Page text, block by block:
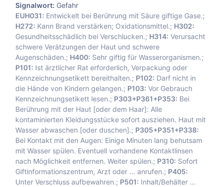
Signalwort: Gefahr
EUH031: Entwickelt bei Berührung mit Säure giftige Gase.;
H272: Kann Brand verstärken; Oxidationsmittel.; H302:
Gesundheitsschädlich bei Verschlucken.; H314: Verursacht
schwere Verätzungen der Haut und schwere
Augenschäden.; H400: Sehr giftig für Wasserorganismen.;
P101: Ist ärztlicher Rat erforderlich, Verpackung oder
Kennzeichnungsetikett bereithalten.; P102: Darf nicht in
die Hände von Kindern gelangen.; P103: Vor Gebrauch
Kennzeichnungsetikett lesen.; P303+P361+P353: Bei
Berührung mit der Haut [oder dem Haar]: Alle
kontaminierten Kleidungsstücke sofort ausziehen. Haut mit
Wasser abwaschen [oder duschen].; P305+P351+P338:
Bei Kontakt mit den Augen: Einige Minuten lang behutsam
mit Wasser spülen. Eventuell vorhandene Kontaktlinsen
nach Möglichkeit entfernen. Weiter spülen.; P310: Sofort
Giftinformationszentrum, Arzt oder … anrufen.; P405:
Unter Verschluss aufbewahren.; P501: Inhalt/Behälter …